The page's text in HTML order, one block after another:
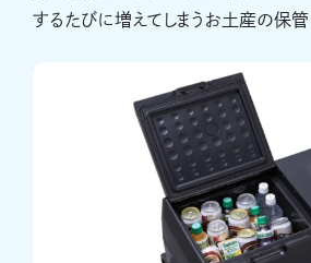
するたびに増えてしまうお土産の保管